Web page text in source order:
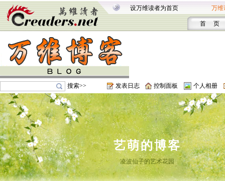
设万维读者为首页 万维
首 页
搜索>> 发表日志 控制面板 个人相册
艺萌的博客
凌波仙子的艺术花园